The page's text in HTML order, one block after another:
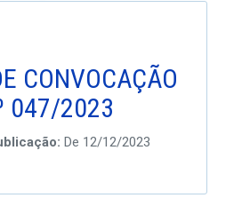
CONVOCAÇÃO
047/2023
De 12/12/2023